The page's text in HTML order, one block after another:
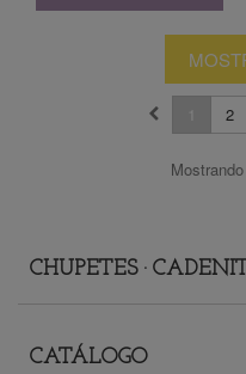
1 2
CHUPETES ·
CATÁLOGO